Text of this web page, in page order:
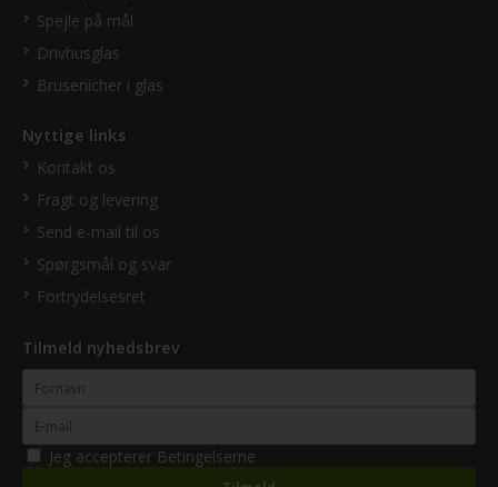
Spejle på mål
Drivhusglas
Brusenicher i glas
Nyttige links
Kontakt os
Fragt og levering
Send e-mail til os
Spørgsmål og svar
Fortrydelsesret
Tilmeld nyhedsbrev
Jeg accepterer Betingelserne